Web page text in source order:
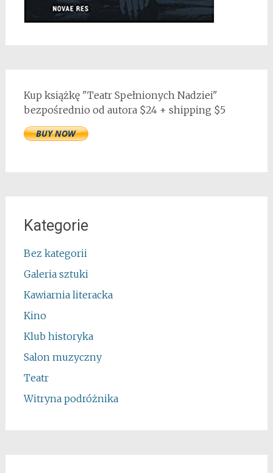
Kup książkę "Teatr Spełnionych Nadziei"
bezpośrednio od autora $24 + shipping $5
Kategorie
Bez kategorii
Galeria sztuki
Kawiarnia literacka
Kino
Klub historyka
Salon muzyczny
Teatr
Witryna podróżnika